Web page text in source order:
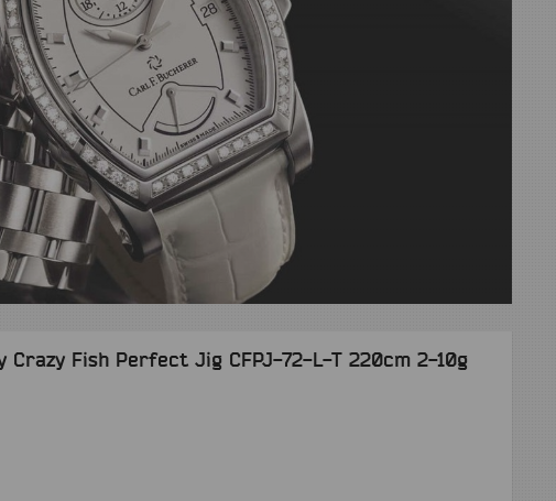
Crazy Fish Perfect Jig CFPJ-72-L-T 220cm 2-10g